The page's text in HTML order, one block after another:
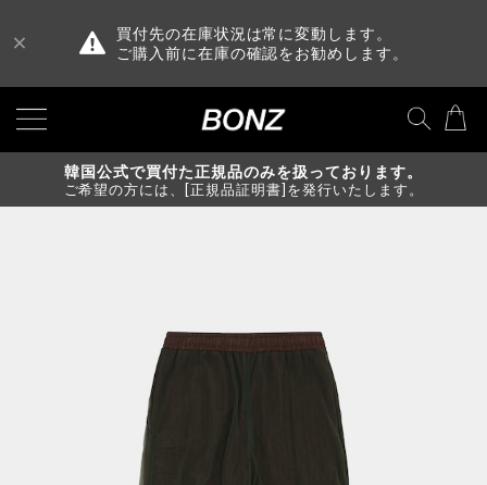
買付先の在庫状況は常に変動します。
ご購入前に在庫の確認をお勧めします。
韓国公式で買付た正規品のみを扱っております。
ご希望の方には、[正規品証明書]を発行いたします。